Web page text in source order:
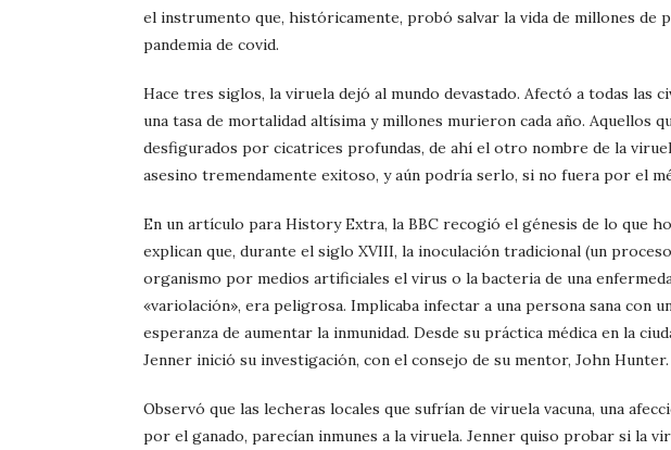
el instrumento que, históricamente, probó salvar la vida de millones de
pandemia de covid.
Hace tres siglos, la viruela dejó al mundo devastado. Afectó a todas las
una tasa de mortalidad altísima y millones murieron cada año. Aquellos
desfigurados por cicatrices profundas, de ahí el otro nombre de la
asesino tremendamente exitoso, y aún podría serlo, si no fuera por el
En un artículo para History Extra, la BBC recogió el génesis de lo que
explican que, durante el siglo XVIII, la inoculación tradicional (un
organismo por medios artificiales el virus o la bacteria de una
«variolación», era peligrosa. Implicaba infectar a una persona sana con
esperanza de aumentar la inmunidad. Desde su práctica médica en la
Jenner inició su investigación, con el consejo de su mentor, John Hunter.
Observó que las lecheras locales que sufrían de viruela vacuna, una
por el ganado, parecían inmunes a la viruela. Jenner quiso probar si la